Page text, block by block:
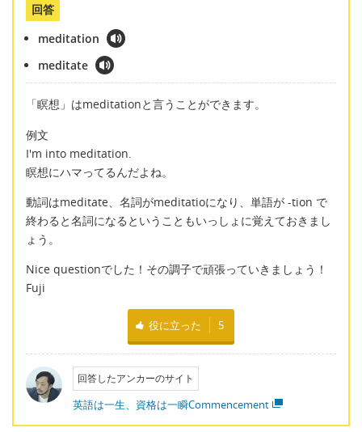
回答
meditation
meditate
「瞑想」はmeditationと言うことができます。
例文
I'm into meditation.
瞑想にハマってるんだよね。
動詞はmeditate、名詞がmeditatioになり、単語が -tion で
終わると名詞になるということもいっしょに覚えておきまし
ょう。
Nice questionでした！その調子で頑張っていきましょう！
Fuji
役に立った 5
回答したアンカーのサイト
英語は一生、資格は一瞬Commencement